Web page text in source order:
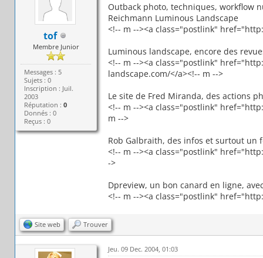
tof
Membre Junior
Messages : 5
Sujets : 0
Inscription : Juil.
2003
Réputation :0
Donnés : 0
Reçus : 0
Outback photo, techniques, workflow
Reichmann Luminous Landscape
<!-- m --><a class="postlink"
Luminous landscape, encore des
<!-- m --><a class="postlink"
landscape.com/</a><!-- m -->
Le site de Fred Miranda, des actions
<!-- m --><a class="postlink"
m -->
Rob Galbraith, des infos et surtout
<!-- m --><a class="postlink"
->
Dpreview, un bon canard en ligne,
<!-- m --><a class="postlink"
Site web Trouver
Jeu. 09 Dec. 2004, 01:03